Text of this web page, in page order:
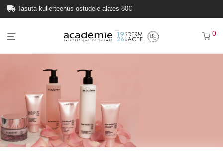
Tasuta kullerteenus ostudele alates 80€
0